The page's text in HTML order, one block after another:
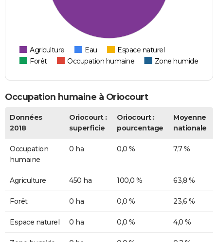
Agriculture Eau
Espace naturel
Forêt
Occupation humaine Zone humide
Occupation humaine à Oriocourt
Données
2018
Oriocourt :
superficie
Oriocourt :
pourcentage
Moyenne
nationale
Occupation
humaine
0 ha 0,0 % 7,7 %
Agriculture 450 ha 100,0 % 63,8 %
Forêt 0 ha 0,0 % 23,6 %
Espace naturel 0 ha 0,0 % 4,0 %